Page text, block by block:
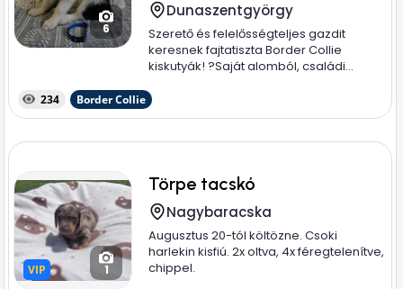
6
Dunaszentgyörgy
Szerető és felelősségteljes gazdit
keresnek fajtatiszta Border Collie
kiskutyák! ? ​Saját alomból, családi...
234 Border Collie
VIP
VIP 1
Törpe tacskó
Nagybaracska
Augusztus 20-tól költözne. Csoki
harlekin kisfiú. 2x oltva, 4x féregtelenítve,
chippel.